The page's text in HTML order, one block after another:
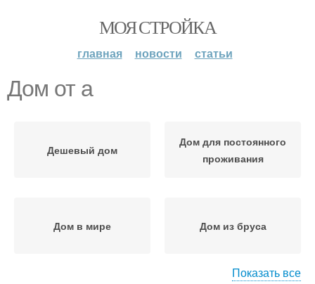
МОЯ СТРОЙКА
главная новости статьи
Дом от а
Дешевый дом
Дом для постоянного
проживания
Дом в мире Дом из бруса
Показать все